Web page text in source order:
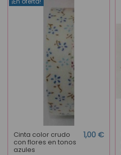
Cinta color crudo
con flores en tonos
azules
1,00 €